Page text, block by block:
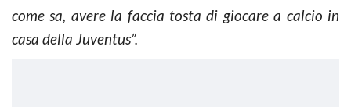
come sa, avere la faccia tosta di giocare a calcio in
casa della Juventus”.